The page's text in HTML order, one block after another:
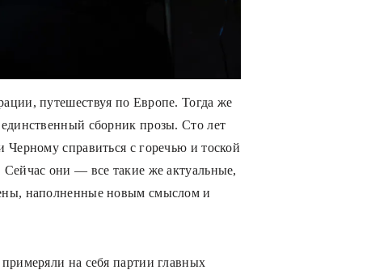
путешествуя по Европе. Тогда же
сборник прозы. Сто лет
Черному справиться с горечью и тоской
они — все такие же актуальные,
наполненные новым смыслом и
на себя партии главных